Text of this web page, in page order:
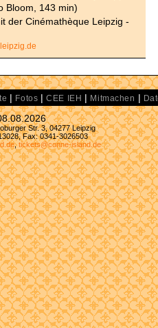
Bloom, 143 min)
der Cinémathèque Leipzig -
| Fotos |CEE IEH | Mitmachen |
Str. 3, 04277 Leipzig
Fax: 0341-3026503
,tickets@conne-island.de